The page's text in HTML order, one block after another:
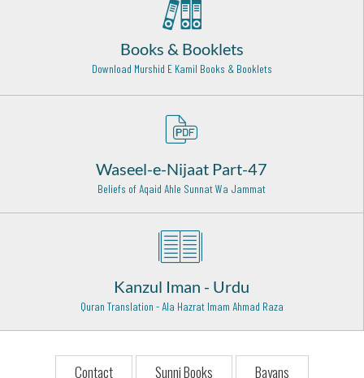
Hazrat Khawaja Ali Ramitani Al Azizan Razi Allah Anhu
Hazrat Zia'udden Madni Radawi Rehmat ullah alaih
Hazrat Imam Shirf ud din Boseri (Radi Allah Anhu)
Hazrat Sultan Bahoo Rehmat Ullah Alaih
Hazrat Sheikh Najamuddin Kubra Rehmat Ulah Alaih
Hazrat Shaikh Junaid Baghdadi (Radi Allah Anhu)
Books & Booklets
Download Murshid E Kamil Books & Booklets
Waseel-e-Nijaat Part-47
Beliefs of Aqaid Ahle Sunnat Wa Jammat
Kanzul Iman - Urdu
Quran Translation - Ala Hazrat Imam Ahmad Raza
Contact Sunni Books Bayans